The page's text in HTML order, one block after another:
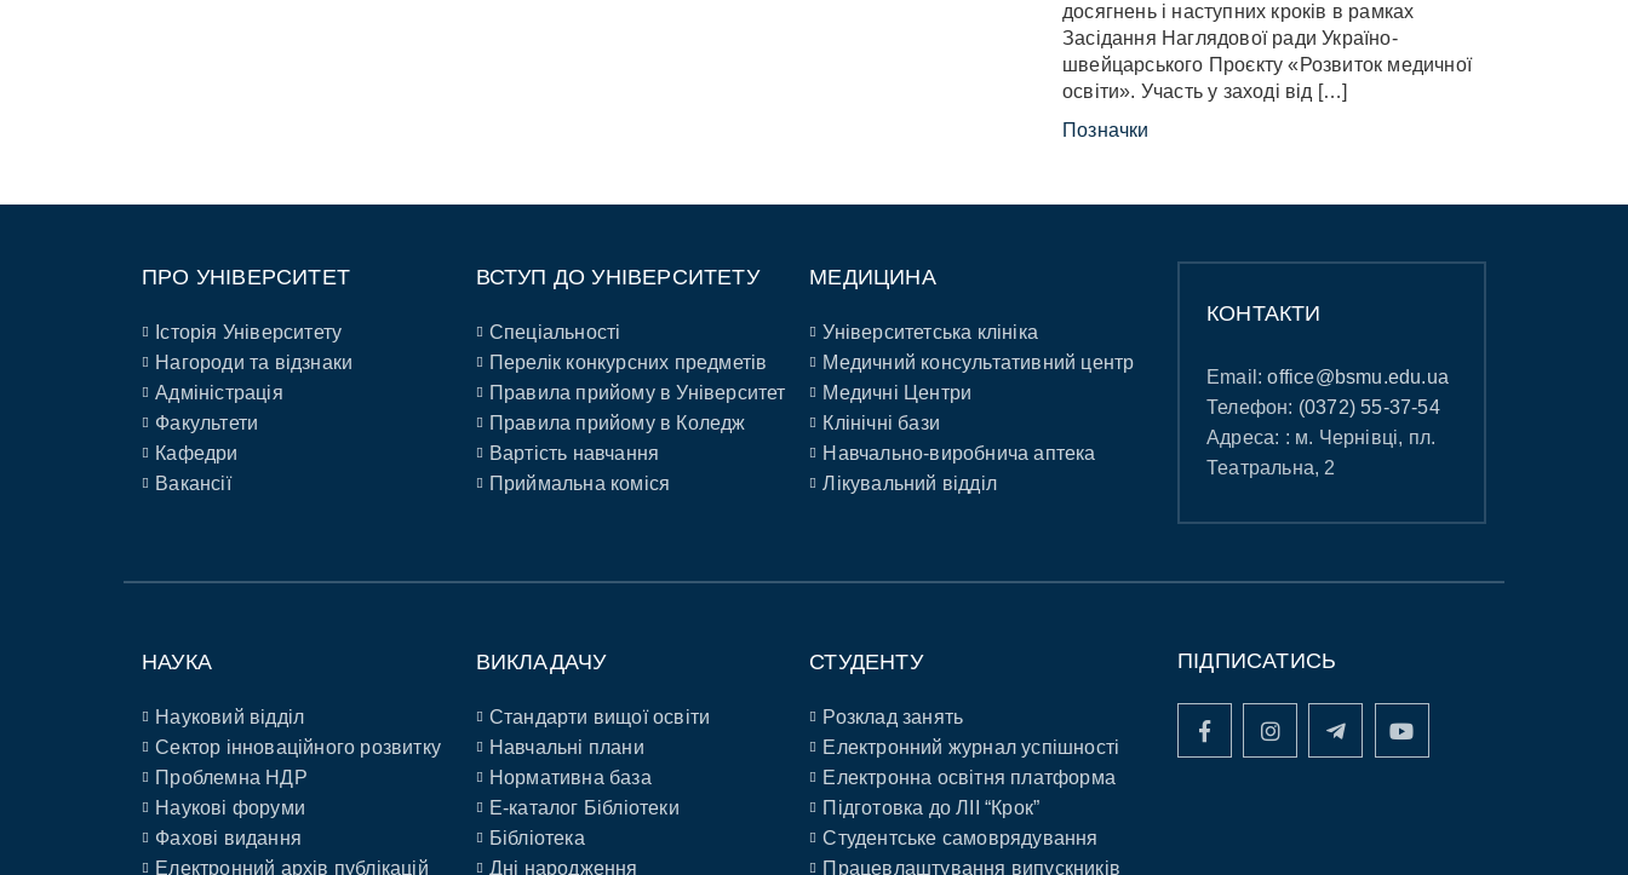
досягнень і наступних кроків в рамках
Засідання Наглядової ради Україно-
швейцарського Проєкту «Розвиток медичної
освіти». Участь у заході від […]
Позначки
ПРО УНІВЕРСИТЕТ
Історія Університету
Нагороди та відзнаки
Адміністрація
Факультети
Кафедри
Вакансії
ВСТУП ДО УНІВЕРСИТЕТУ
Спеціальності
Перелік конкурсних предметів
Правила прийому в Університет
Правила прийому в Коледж
Вартість навчання
Приймальна коміся
МЕДИЦИНА
Університетська клініка
Медичний консультативний центр
Медичні Центри
Клінічні бази
Навчально-виробнича аптека
Лікувальний відділ
КОНТАКТИ
Email:office@bsmu.edu.ua
Телефон: (0372) 55-37-54
Адреса: : м. Чернівці, пл.
Театральна, 2
НАУКА
Науковий відділ
Сектор інноваційного розвитку
Проблемна НДР
Наукові форуми
Фахові видання
Електронний архів публікацій
ВИКЛАДАЧУ
Стандарти вищої освіти
Навчальні плани
Нормативна база
E-каталог Бібліотеки
Бібліотека
Дні народження
СТУДЕНТУ
Розклад занять
Електронний журнал успішності
Електронна освітня платформа
Підготовка до ЛІІ “Крок”
Студентське самоврядування
Працевлаштування випускників
ПІДПИСАТИСЬ